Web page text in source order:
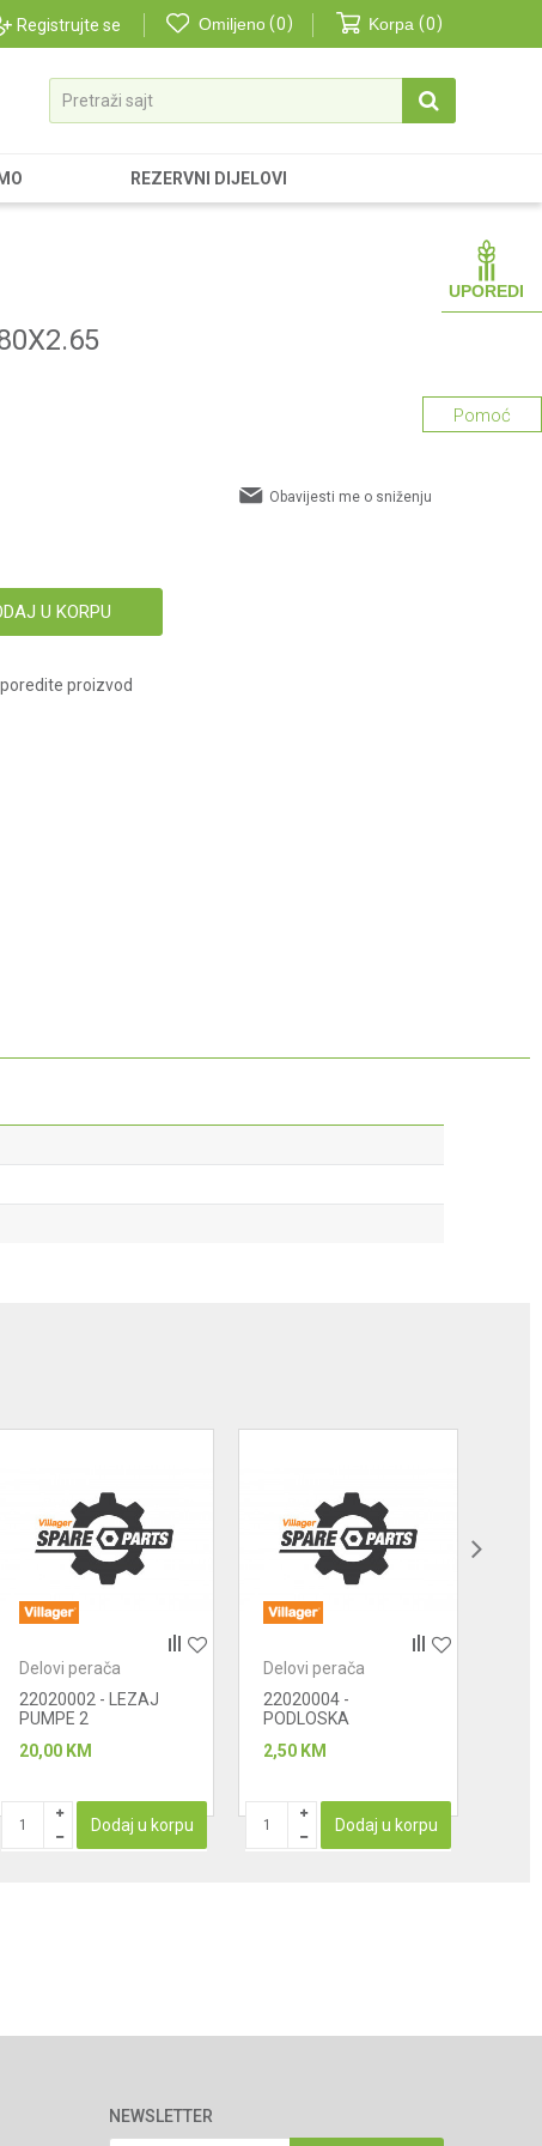
Registrujte se Omiljeno 0 Korpa 0
Pretraži sajt
REZERVNI DIJELOVI
UPOREDI
Obavijesti me o sniženju
U KORPU
proizvod
Pomoć
Delovi perača
22020002 - LEZAJ
PUMPE 2
20,00 KM
Dodaj u korpu
Delovi perača
22020004 -
PODLOSKA
2,50 KM
Dodaj u korpu
NEWSLETTER